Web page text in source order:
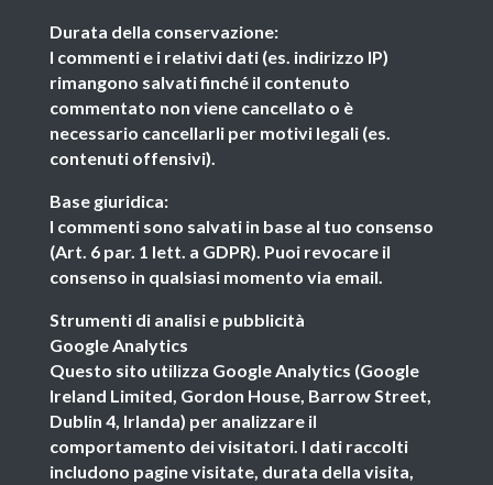
Durata della conservazione:
I commenti e i relativi dati (es. indirizzo IP)
rimangono salvati finché il contenuto
commentato non viene cancellato o è
necessario cancellarli per motivi legali (es.
contenuti offensivi).
Base giuridica:
I commenti sono salvati in base al tuo consenso
(Art. 6 par. 1 lett. a GDPR). Puoi revocare il
consenso in qualsiasi momento via email.
Strumenti di analisi e pubblicità
Google Analytics
Questo sito utilizza Google Analytics (Google
Ireland Limited, Gordon House, Barrow Street,
Dublin 4, Irlanda) per analizzare il
comportamento dei visitatori. I dati raccolti
includono pagine visitate, durata della visita,